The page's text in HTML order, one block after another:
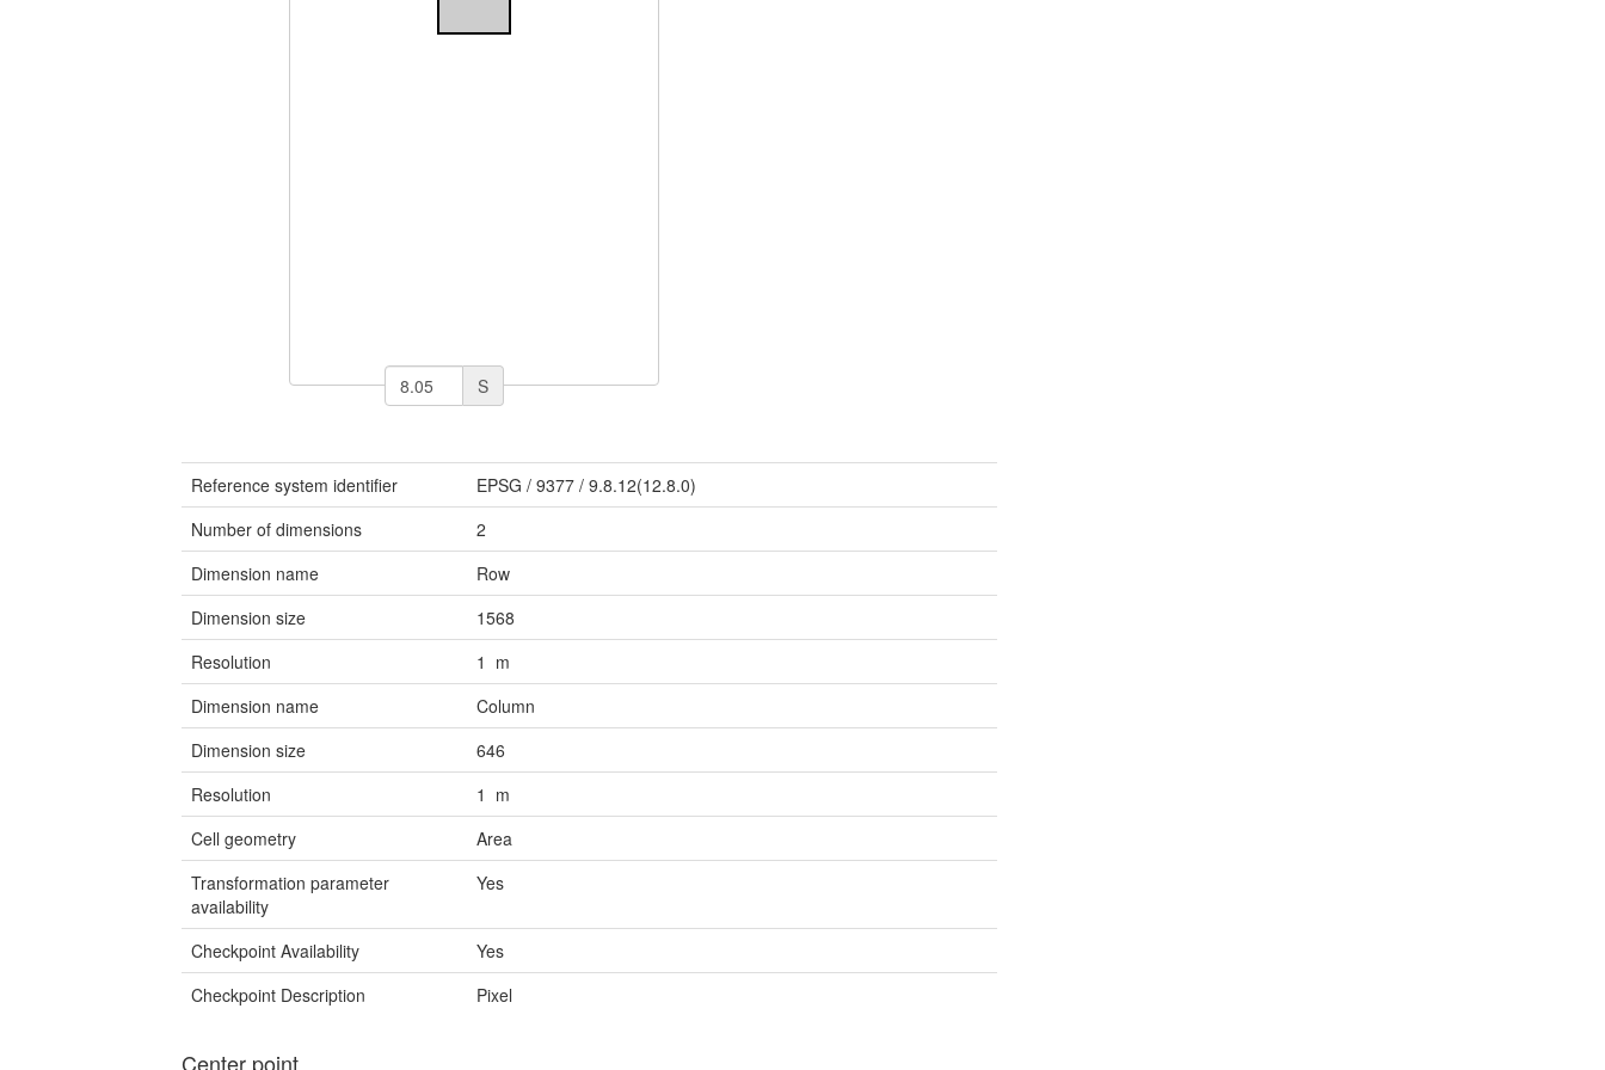
S
Reference system identifier EPSG /9377 /9.8.12(12.8.0)
Number of dimensions
2
Dimension name
Row
Dimension size
1568
Resolution
1 m
Dimension name
Column
Dimension size
646
Resolution
1 m
Cell geometry
Area
Transformation parameter
availability
Yes
Checkpoint Availability
Yes
Checkpoint Description
Pixel
Center point